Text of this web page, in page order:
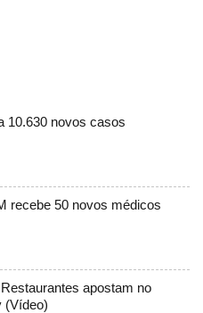
10.630 novos casos
recebe 50 novos médicos
apostam no
take-away (Vídeo)